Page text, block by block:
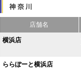
店舗名
横浜店
ららぽーと横浜店